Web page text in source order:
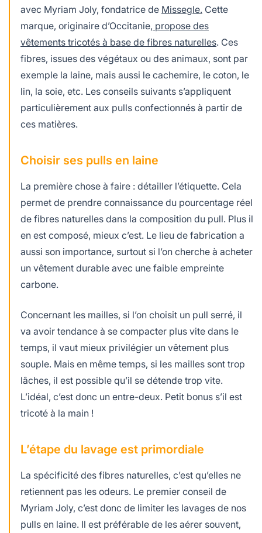
avec Myriam Joly, fondatrice de Missegle. Cette
marque, originaire d’Occitanie, propose des
vêtements tricotés à base de fibres naturelles. Ces
fibres, issues des végétaux ou des animaux, sont par
exemple la laine, mais aussi le cachemire, le coton, le
lin, la soie, etc. Les conseils suivants s’appliquent
particulièrement aux pulls confectionnés à partir de
ces matières.
Choisir ses pulls en laine
La première chose à faire : détailler l’étiquette. Cela
permet de prendre connaissance du pourcentage réel
de fibres naturelles dans la composition du pull. Plus il
en est composé, mieux c’est. Le lieu de fabrication a
aussi son importance, surtout si l’on cherche à acheter
un vêtement durable avec une faible empreinte
carbone.
Concernant les mailles, si l’on choisit un pull serré, il
va avoir tendance à se compacter plus vite dans le
temps, il vaut mieux privilégier un vêtement plus
souple. Mais en même temps, si les mailles sont trop
lâches, il est possible qu’il se détende trop vite.
L’idéal, c’est donc un entre-deux. Petit bonus s’il est
tricoté à la main !
L’étape du lavage est primordiale
La spécificité des fibres naturelles, c’est qu’elles ne
retiennent pas les odeurs. Le premier conseil de
Myriam Joly, c’est donc de limiter les lavages de nos
pulls en laine. Il est préférable de les aérer souvent,